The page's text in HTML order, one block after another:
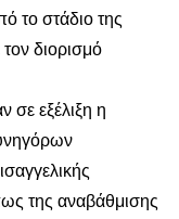
το στάδιο της
διορισμό
σε εξέλιξη η
της αναβάθμισης